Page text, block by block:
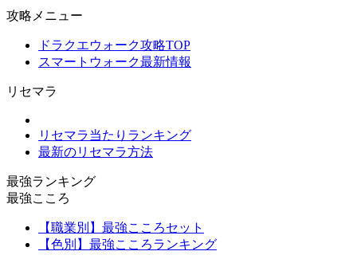
攻略メニュー
ドラクエウォーク攻略TOP
スマートウォーク最新情報
リセマラ
リセマラ当たりランキング
最新のリセマラ方法
最強ランキング
最強こころ
【職業別】最強こころセット
【色別】最強こころランキング